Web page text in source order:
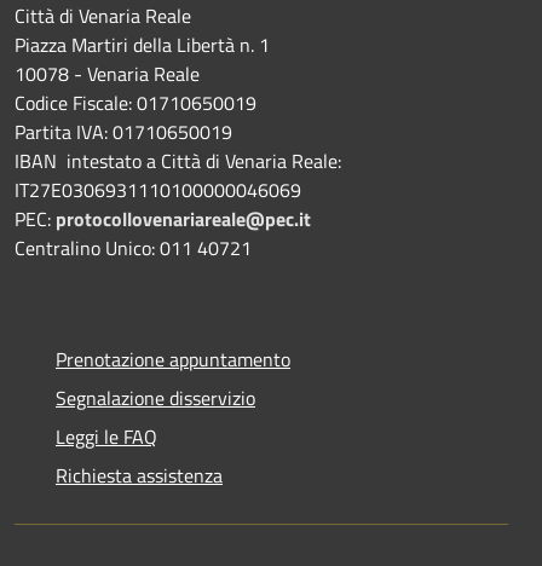
Città di Venaria Reale
Piazza Martiri della Libertà n. 1
10078 - Venaria Reale
Codice Fiscale: 01710650019
Partita IVA: 01710650019
IBAN intestato a Città di Venaria Reale:
IT27E0306931110100000046069
PEC: protocollovenariareale@pec.it
Centralino Unico: 011 40721
Prenotazione appuntamento
Segnalazione disservizio
Leggi le FAQ
Richiesta assistenza